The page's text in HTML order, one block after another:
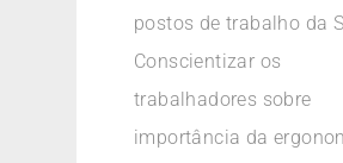
postos de trabalho da
Conscientizar os
trabalhadores sobre
importância da